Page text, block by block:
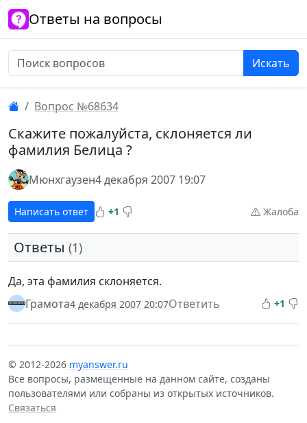
Ответы на вопросы
Искать
Вопрос №68634
Скажите пожалуйста, склоняется ли
фамилия Белица ?
Мюнхгаузен4 декабря 2007 19:07
Написать ответ +1 Жалоба
Ответы (1)
Да, эта фамилия склоняется.
Грамота4 декабря 2007 20:07Ответить +1
© 2012-2026 myanswer.ru
Все вопросы, размещенные на данном сайте, созданы
пользователями или собраны из открытых источников.
Связаться